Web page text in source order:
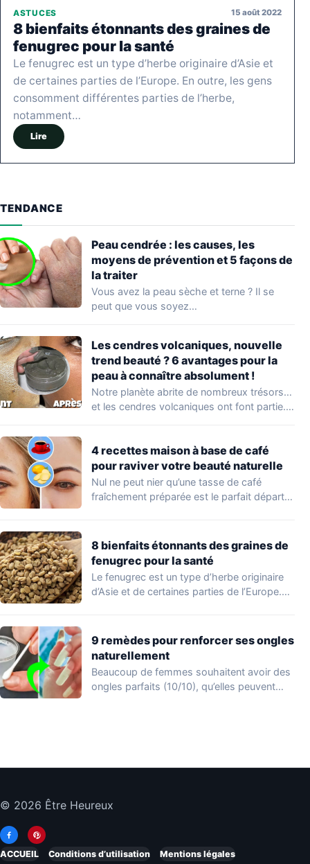
ASTUCES 15 août 2022
8 bienfaits étonnants des graines de
fenugrec pour la santé
Le fenugrec est un type d’herbe originaire d’Asie et
de certaines parties de l’Europe. En outre, les gens
consomment différentes parties de l’herbe,
notamment…
Lire
TENDANCE
Peau cendrée : les causes, les
moyens de prévention et 5 façons de
la traiter
Vous avez la peau sèche et terne ? Il se
peut que vous soyez…
Les cendres volcaniques, nouvelle
trend beauté ? 6 avantages pour la
peau à connaître absolument !
Notre planète abrite de nombreux trésors…
et les cendres volcaniques ont font partie.
4 recettes maison à base de café
pour raviver votre beauté naturelle
Nul ne peut nier qu’une tasse de café
fraîchement préparée est le parfait départ…
8 bienfaits étonnants des graines de
fenugrec pour la santé
Le fenugrec est un type d’herbe originaire
d’Asie et de certaines parties de l’Europe.…
9 remèdes pour renforcer ses ongles
naturellement
Beaucoup de femmes souhaitent avoir des
ongles parfaits (10/10), qu’elles peuvent
© 2026 Être Heureux
ACCUEIL Conditions d’utilisation Mentions légales